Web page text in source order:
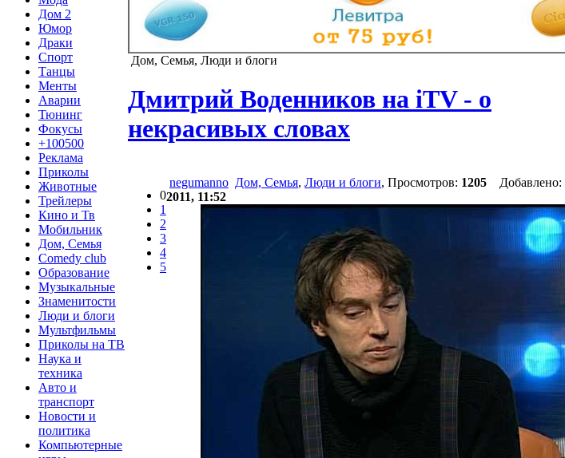
Дом 2
Юмор
Драки
Спорт
Танцы
Менты
Аварии
Тюнинг
Фокусы
+100500
Реклама
Приколы
Животные
Трейлеры
Кино и Тв
Мобильник
Дом, Семья
Comedy club
Образование
Музыкальные
Знаменитости
Люди и блоги
Мультфильмы
Приколы на ТВ
Наука и
техника
Авто и
транспорт
Новости и
политика
Компьютерные
Дом, Семья, Люди и блоги
Дмитрий Воденников на iTV - о
некрасивых словах
0
1
2
3
4
5
negumanno Дом, Семья, Люди и блоги, Просмотров: 1205 Добавлено:
2011, 11:52